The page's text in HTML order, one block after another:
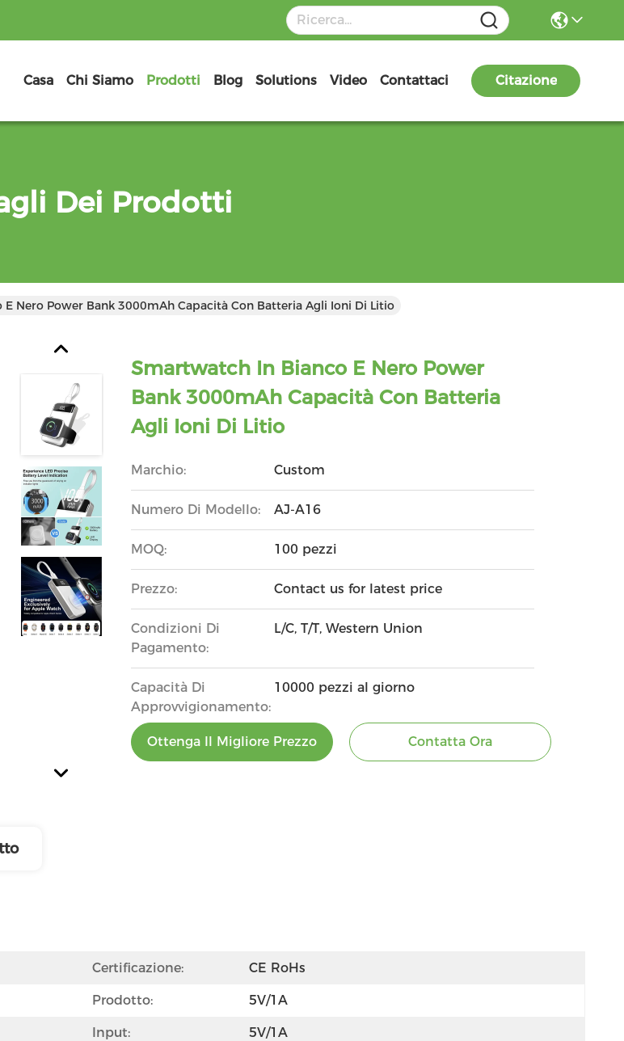
Casa Chi Siamo Prodotti Blog Solutions Video Contattaci Citazione
Dei Prodotti
Nero Power Bank 3000mAh Capacità Con Batteria Agli Ioni Di Litio
Smartwatch In Bianco E Nero Power
Bank 3000mAh Capacità Con Batteria
Agli Ioni Di Litio
Marchio: Custom
Numero Di Modello: AJ-A16
MOQ: 100 pezzi
Prezzo: Contact us for latest price
Condizioni Di
Pagamento:
L/C, T/T, Western Union
Capacità Di
Approvvigionamento:
10000 pezzi al giorno
Ottenga Il Migliore Prezzo Contatta Ora
Certificazione: CE RoHs
Prodotto: 5V/1A
Input: 5V/1A